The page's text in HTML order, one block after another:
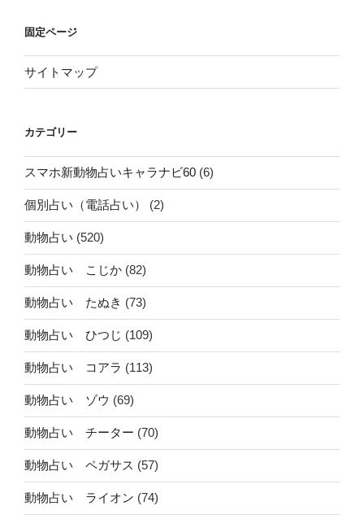
固定ページ
サイトマップ
カテゴリー
スマホ新動物占いキャラナビ60 (6)
個別占い（電話占い） (2)
動物占い (520)
動物占い こじか (82)
動物占い たぬき (73)
動物占い ひつじ (109)
動物占い コアラ (113)
動物占い ゾウ (69)
動物占い チーター (70)
動物占い ペガサス (57)
動物占い ライオン (74)